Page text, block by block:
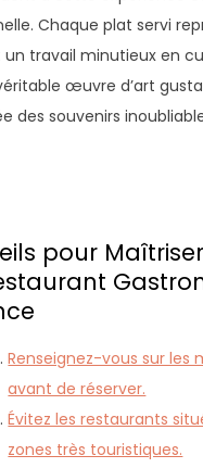
Chaque plat servi
travail minutieux en
œuvre d’art
des souvenirs
pour
Renseignez-vous sur les
avant de réserver.
Évitez les restaurants
zones très touristiques.